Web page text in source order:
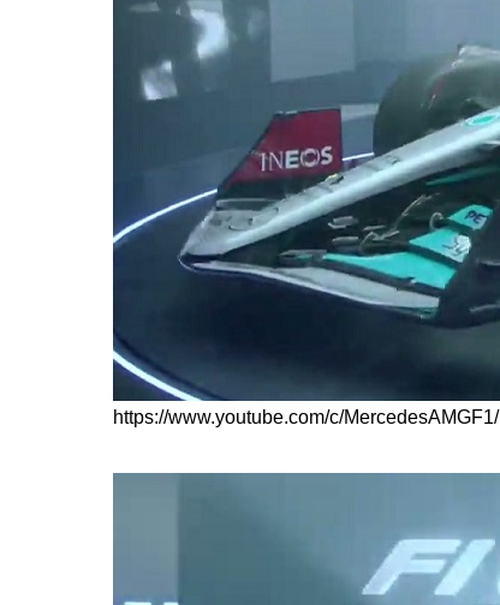
https://www.youtube.com/c/MercedesAMGF1/